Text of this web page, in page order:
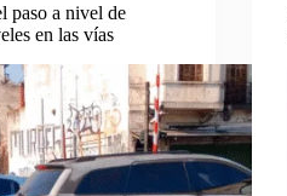
paso a nivel de
en las vías